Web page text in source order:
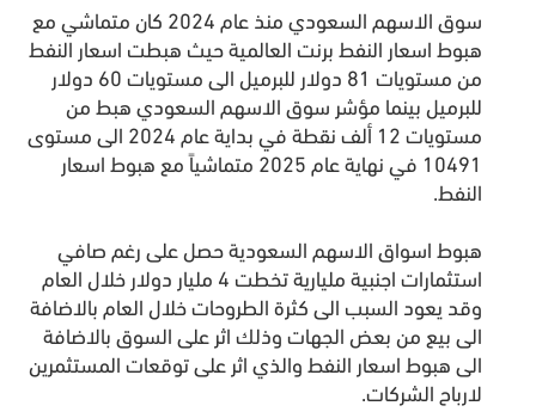
سوق الاسهم السعودي منذ عام 2024 كان متماشي مع
هبوط اسعار النفط برنت العالمية حيث هبطت اسعار النفط
من مستويات 81 دولار للبرميل الى مستويات 60 دولار
للبرميل بينما مؤشر سوق الاسهم السعودي هبط من
مستويات 12 ألف نقطة في بداية عام 2024 الى مستوى
10491 في نهاية عام 2025 متماشياً مع هبوط اسعار
النفط.
هبوط اسواق الاسهم السعودية حصل على رغم صافي
استثمارات اجنبية مليارية تخطت 4 مليار دولار خلال العام
وقد يعود السبب الى كثرة الطروحات خلال العام بالاضافة
الى بيع من بعض الجهات وذلك اثر على السوق بالاضافة
الى هبوط اسعار النفط والذي اثر على توقعات المستثمرين
لارباح الشركات.